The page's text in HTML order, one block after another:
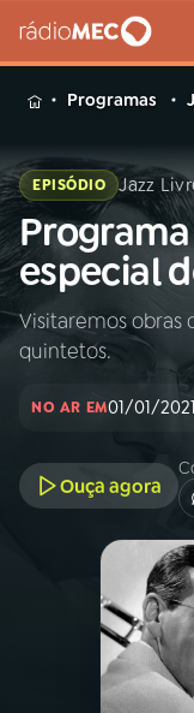
MENU
Buscar
na
Rádio
MEC
Programas
EPISÓDIO Jazz
especial
Visitaremos obras
quintetos.
NO AR EM01/01/
Ouça agora